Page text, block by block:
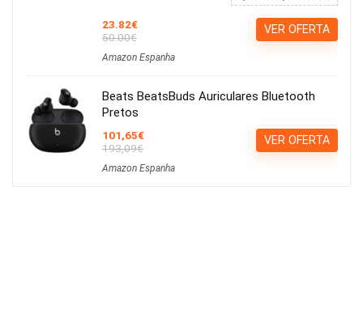
23.82€
50.00€
Amazon Espanha
VER OFERTA
Beats BeatsBuds Auriculares Bluetooth
Pretos
101,65€
193,09€
Amazon Espanha
VER OFERTA